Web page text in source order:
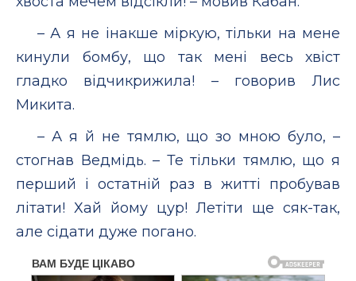
– А я не інакше міркую, тільки на мене
кинули бомбу, що так мені весь хвіст
гладко відчикрижила! – говорив Лис
Микита.
– А я й не тямлю, що зо мною було, –
стогнав Ведмідь. – Те тільки тямлю, що я
перший і остатній раз в житті пробував
літати! Хай йому цур! Летіти ще сяк-так,
але сідати дуже погано.